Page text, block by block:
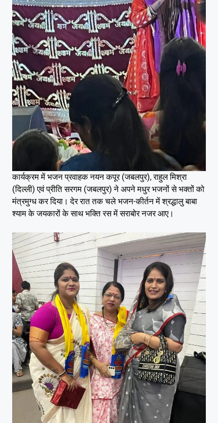
कार्यक्रम में भजन प्रवाहक नयन कपूर (जबलपुर), राहुल मिश्रा
(दिल्ली) एवं प्रीति सरगम (जबलपुर) ने अपने मधुर भजनों से भक्तों को
मंत्रमुग्ध कर दिया। देर रात तक चले भजन-कीर्तन में श्रद्धालु बाबा
श्याम के जयकारों के साथ भक्ति रस में सराबोर नजर आए।